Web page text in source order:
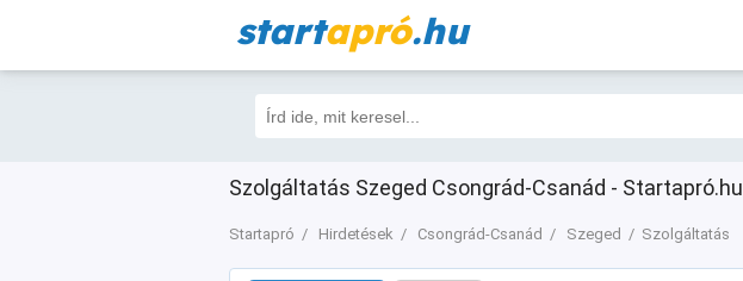
startapró.hu
Szolgáltatás Szeged Csongrád-Csanád - Startapró.hu
Startapró Hirdetések Csongrád-Csanád Szeged Szolgáltatás
Szűrők 3 Összes
42